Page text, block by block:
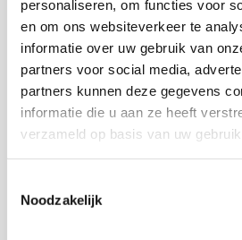
personaliseren, om functies voor
en om ons websiteverkeer te
informatie over uw gebruik van
partners voor social media,
partners kunnen deze gegevens
informatie die u aan ze heeft
verzameld op basis van uw
Noodzakelijk
Optimalisatie van logistieke
maximaliseren van energie-
cameratoepassingen.
Lees meer Lees meer
Bedrijven
upverbindingen, mobiele